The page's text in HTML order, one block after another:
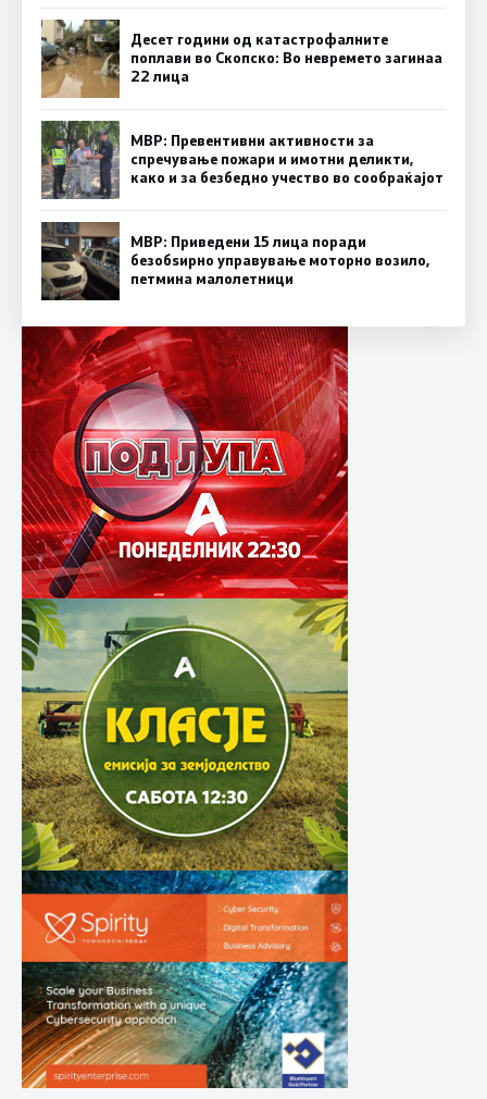
Десет години од катастрофалните
поплави во Скопско: Во невремето загинаа
22 лица
МВР: Превентивни активности за
спречување пожари и имотни деликти,
како и за безбедно учество во сообраќајот
МВР: Приведени 15 лица поради
безобѕирно управување моторно возило,
петмина малолетници